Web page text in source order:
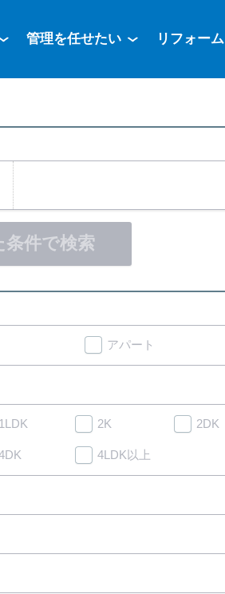
管理を任せたい リフォーム
条件で検索
アパート
1LDK 2K 2DK
4LDK以上